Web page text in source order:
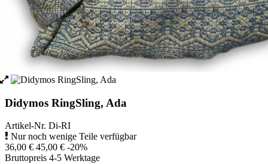
Didymos RingSling, Ada
Artikel-Nr. Di-RI
Nur noch wenige Teile verfügbar
36,00 € 45,00 € -20%
Bruttopreis 4-5 Werktage